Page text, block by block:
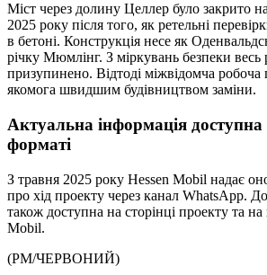
Міст через долину Целлер було закрито
2025 року після того, як ретельні
в бетоні. Конструкція несе як
річку Мюмлінг. З міркувань безпеки весь
призупинено. Відтоді міжвідомча
якомога швидшим будівництвом заміни.
Актуальна інформація
форматі
З травня 2025 року Hessen Mobil надає
про хід проекту через канал WhatsApp.
також доступна на сторінці проекту та на
Mobil.
(PM/ЧЕРВОНИЙ)